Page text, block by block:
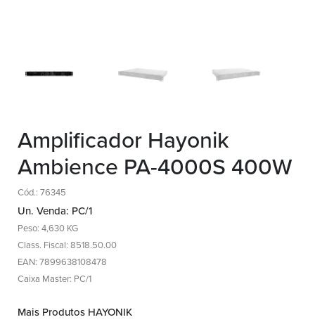
Amplificador Hayonik
Ambience PA-4000S 400W
Cód.: 76345
Un. Venda: PC/1
Peso: 4,630 KG
Class. Fiscal: 8518.50.00
EAN: 7899638108478
Caixa Master: PC/1
Mais Produtos HAYONIK